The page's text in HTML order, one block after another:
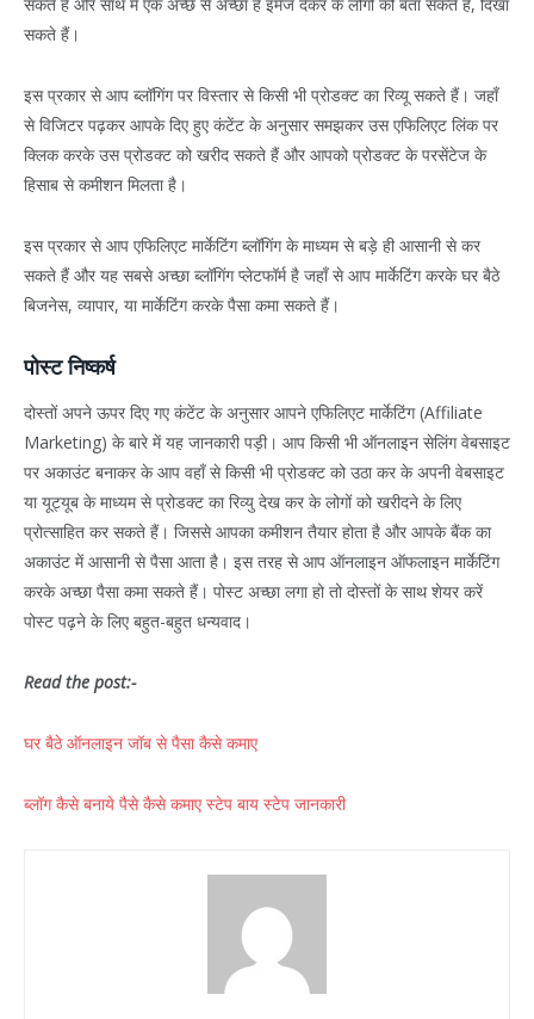
सकते हैं।
इस प्रकार से आप ब्लॉगिंग पर विस्तार से किसी भी प्रोडक्ट का रिव्यू सकते हैं। जहाँ
से विजिटर पढ़कर आपके दिए हुए कंटेंट के अनुसार समझकर उस एफिलिएट लिंक पर
क्लिक करके उस प्रोडक्ट को खरीद सकते हैं और आपको प्रोडक्ट के परसेंटेज के
हिसाब से कमीशन मिलता है।
इस प्रकार से आप एफिलिएट मार्केटिंग ब्लॉगिंग के माध्यम से बड़े ही आसानी से कर
सकते हैं और यह सबसे अच्छा ब्लॉगिंग प्लेटफॉर्म है जहाँ से आप मार्केटिंग करके घर बैठे
बिजनेस, व्यापार, या मार्केटिंग करके पैसा कमा सकते हैं।
पोस्ट निष्कर्ष
दोस्तों अपने ऊपर दिए गए कंटेंट के अनुसार आपने एफिलिएट मार्केटिंग (Affiliate
Marketing) के बारे में यह जानकारी पड़ी। आप किसी भी ऑनलाइन सेलिंग वेबसाइट
पर अकाउंट बनाकर के आप वहाँ से किसी भी प्रोडक्ट को उठा कर के अपनी वेबसाइट
या यूट्यूब के माध्यम से प्रोडक्ट का रिव्यु देख कर के लोगों को खरीदने के लिए
प्रोत्साहित कर सकते हैं। जिससे आपका कमीशन तैयार होता है और आपके बैंक का
अकाउंट में आसानी से पैसा आता है। इस तरह से आप ऑनलाइन ऑफलाइन मार्केटिंग
करके अच्छा पैसा कमा सकते हैं। पोस्ट अच्छा लगा हो तो दोस्तों के साथ शेयर करें
पोस्ट पढ़ने के लिए बहुत-बहुत धन्यवाद।
Read the post:-
घर बैठे ऑनलाइन जॉब से पैसा कैसे कमाए
ब्लॉग कैसे बनाये पैसे कैसे कमाए स्टेप बाय स्टेप जानकारी